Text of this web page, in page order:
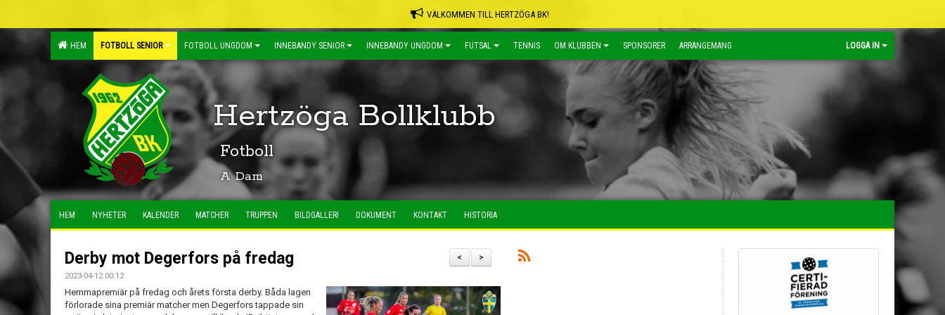
VÄLKOMMEN TILL HERTZÖGA BK!
HEM FOTBOLL SENIOR FOTBOLL UNGDOM INNEBANDY SENIOR INNEBANDY UNGDOM FUTSAL TENNIS OM KLUBBEN SPONSORER ARRANGEMANG LOGGA IN
Hertzöga Bollklubb
Fotboll
A Dam
HEM NYHETER KALENDER MATCHER TRUPPEN BILDGALLERI DOKUMENT KONTAKT HISTORIA
>
<
Derby mot Degerfors på fredag
2023-04-12 00:12
Hemmapremiär på fredag och årets första derby. Båda lagen
förlorade sina premiär matcher men Degerfors tappade sin